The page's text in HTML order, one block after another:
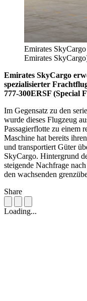
Emirates
Emirates
Emirates SkyCargo
spezialisierter
777-300ERSF (Special
Im Gegensatz zu den
wurde dieses Flugzeug
Passagierflotte zu einem
Maschine hat bereits
und transportiert Güter
SkyCargo. Hintergrund
steigende Nachfrage
den wachsenden
Share
Loading...